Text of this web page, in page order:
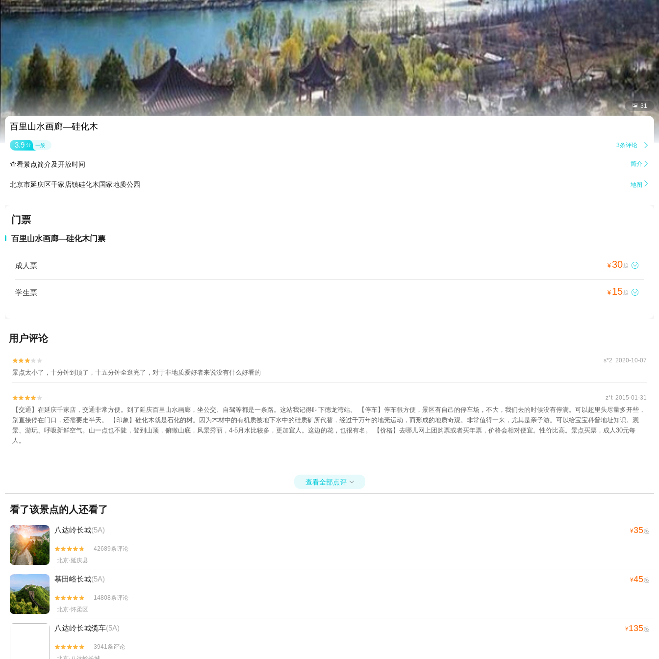
 31
百里山水画廊—硅化木
3.9 分 一般 3条评论 
查看景点简介及开放时间 简介 
北京市延庆区千家店镇硅化木国家地质公园 地图 
门票
百里山水画廊—硅化木门票
成人票 ¥30起 
学生票 ¥ 15起 
用户评论

 s*2 2020-10-07
景点太小了，十分钟到顶了，十五分钟全逛完了，对于非地质爱好者来说没有什么好看的

 z*t 2015-01-31
【交通】在延庆千家店，交通非常方便。到了延庆百里山水画廊，坐公交、自驾等都是一条路。这站我记得叫下德龙湾站。 【停车】停车很方便，景区有自己的停车场，不大，我们去的时候没有停满。可以超里头尽量多开些，
别直接停在门口，还需要走半天。 【印象】硅化木就是石化的树。因为木材中的有机质被地下水中的硅质矿所代替，经过千万年的地壳运动，而形成的地质奇观。非常值得一来，尤其是亲子游。可以给宝宝科普地址知识。观
景、游玩、呼吸新鲜空气。山一点也不陡，登到山顶，俯瞰山底，风景秀丽，4-5月水比较多，更加宜人。这边的花，也很有名。 【价格】去哪儿网上团购票或者买年票，价格会相对便宜。性价比高。景点买票，成人30元每
人。
看了该景点的人还看了